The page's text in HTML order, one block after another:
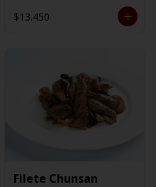
$13.450
Filete Chunsan